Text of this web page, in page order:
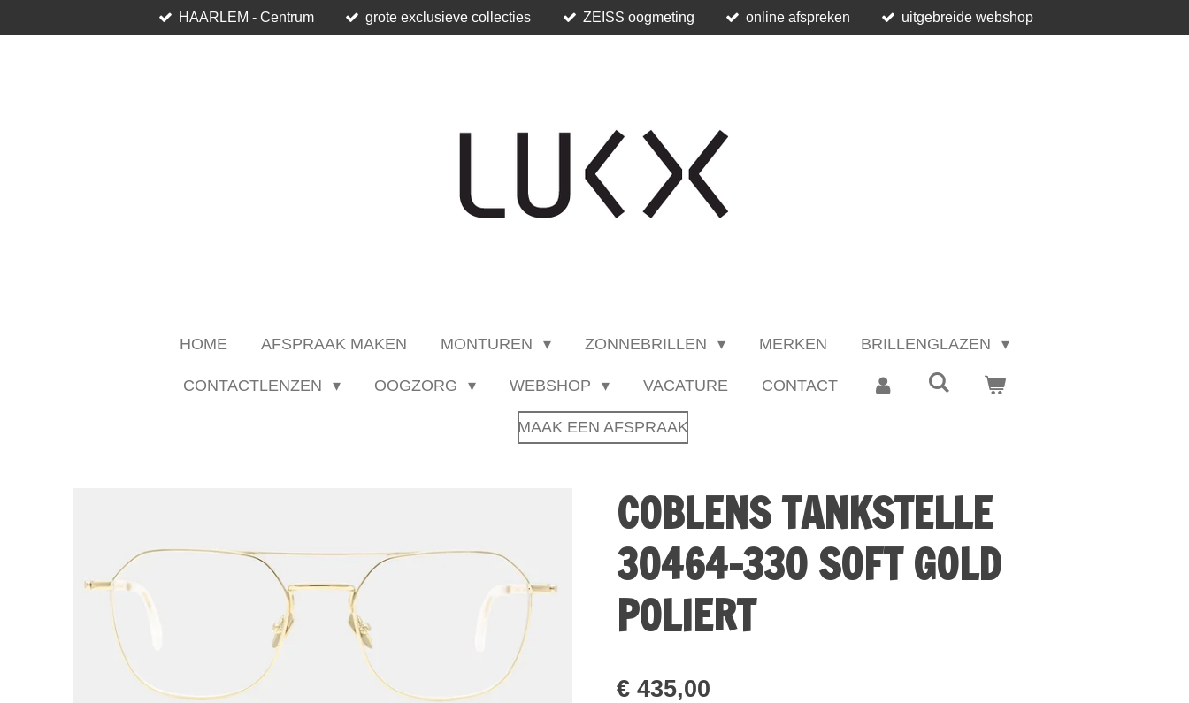
direct
HAARLEM - Centrum grote exclusieve collecties ZEISS oogmeting online afspreken uitgebreide webshop
HOME AFSPRAAK MAKEN MONTUREN ZONNEBRILLEN MERKEN BRILLENGLAZEN
CONTACTLENZEN OOGZORG WEBSHOP VACATURE CONTACT
MAAK EEN AFSPRAAK
COBLENS TANKSTELLE
30464-330 SOFT GOLD
POLIERT
€ 435,00